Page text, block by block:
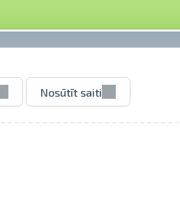
Nosūtīt saiti